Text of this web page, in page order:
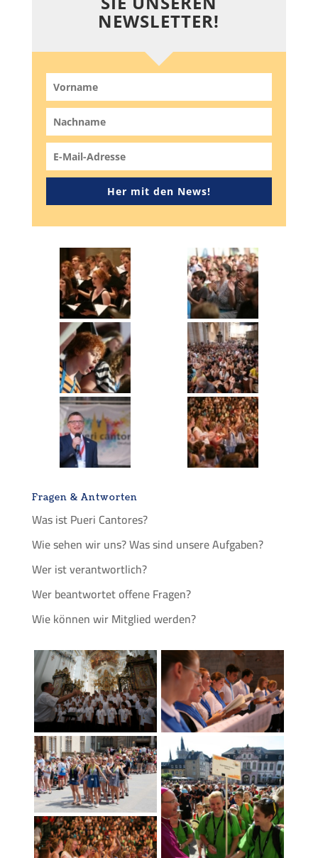
NEWSLETTER!
Her mit den News!
Fragen & Antworten
Was ist Pueri Cantores?
Wie sehen wir uns? Was sind unsere Aufgaben?
Wer ist verantwortlich?
Wer beantwortet offene Fragen?
Wie können wir Mitglied werden?